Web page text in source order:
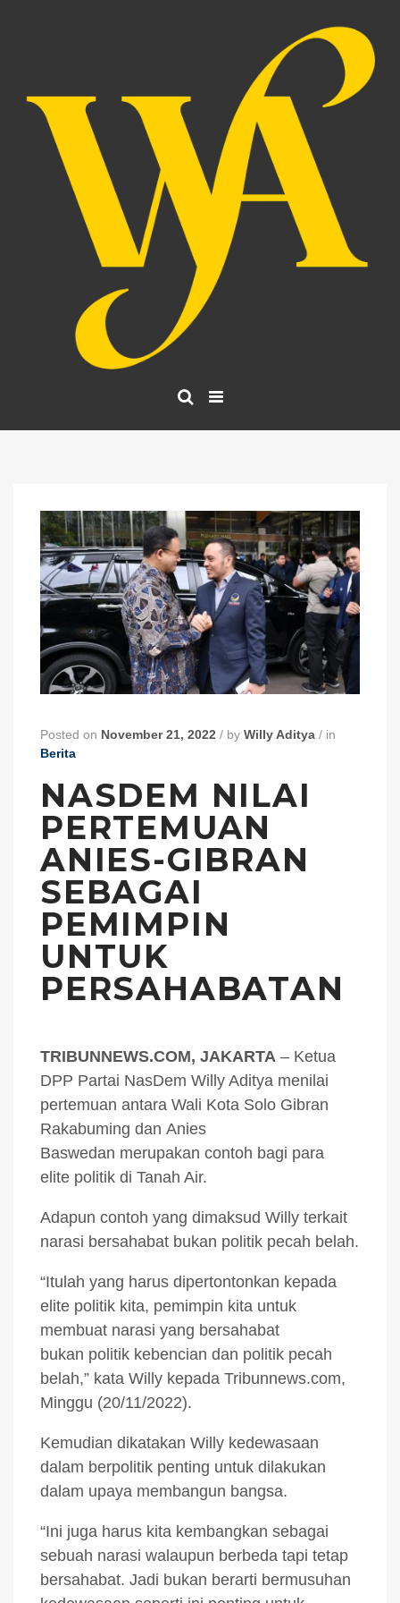
Posted on November 21, 2022 / by Willy Aditya / in
Berita
NASDEM NILAI
PERTEMUAN
ANIES-GIBRAN
SEBAGAI
PEMIMPIN
UNTUK
PERSAHABATAN
TRIBUNNEWS.COM, JAKARTA – Ketua
DPP Partai NasDem Willy Aditya menilai
pertemuan antara Wali Kota Solo Gibran
Rakabuming dan Anies
Baswedan merupakan contoh bagi para
elite politik di Tanah Air.
Adapun contoh yang dimaksud Willy terkait
narasi bersahabat bukan politik pecah belah.
“Itulah yang harus dipertontonkan kepada
elite politik kita, pemimpin kita untuk
membuat narasi yang bersahabat
bukan politik kebencian dan politik pecah
belah,” kata Willy kepada Tribunnews.com,
Minggu (20/11/2022).
Kemudian dikatakan Willy kedewasaan
dalam berpolitik penting untuk dilakukan
dalam upaya membangun bangsa.
“Ini juga harus kita kembangkan sebagai
sebuah narasi walaupun berbeda tapi tetap
bersahabat. Jadi bukan berarti bermusuhan